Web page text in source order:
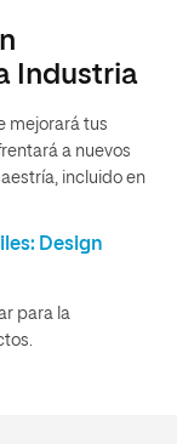
Industria
mejorará tus
a nuevos
incluido en
Design
para la